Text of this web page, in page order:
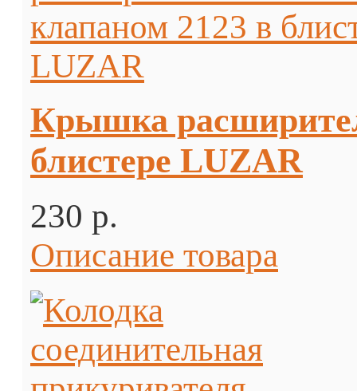
Крышка
блистере LUZAR
230 p.
Описание товара